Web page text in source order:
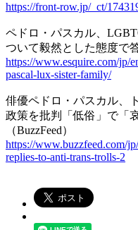
https://front-row.jp/_ct/
ペドロ・パスカル、
ついて毅然とした態度で
https://www.esquire.com/jp/
pascal-lux-sister-family/
俳優ペドロ・パスカル、
政策を批判「低俗」で「
（BuzzFeed）
https://www.buzzfeed.com/
replies-to-anti-trans-trolls-2